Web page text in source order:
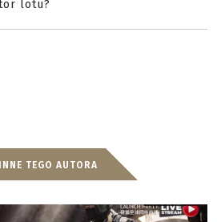
lotu?
INNE TEGO AUTORA